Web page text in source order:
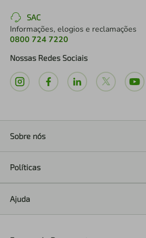
SAC
Informações, elogios e reclamações
0800 724 7220
Nossas Redes Sociais
Sobre nós
Políticas
Ajuda